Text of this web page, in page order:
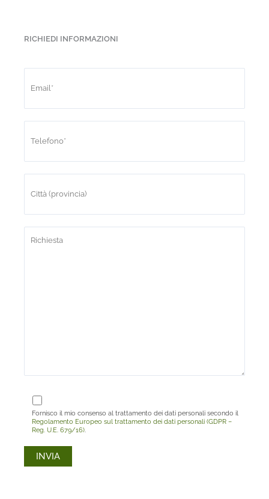
RICHIEDI INFORMAZIONI
Fornisco il mio consenso al trattamento dei dati personali secondo il
Regolamento Europeo sul trattamento dei dati personali (GDPR –
Reg. U.E. 679/16).